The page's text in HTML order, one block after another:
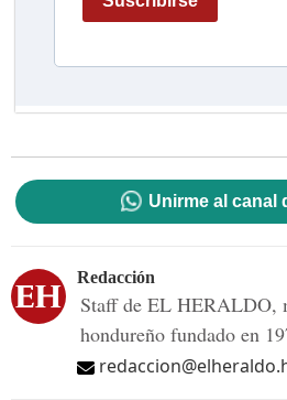
Unirme al canal
Redacción
Staff de EL HERALDO,
hondureño fundado en